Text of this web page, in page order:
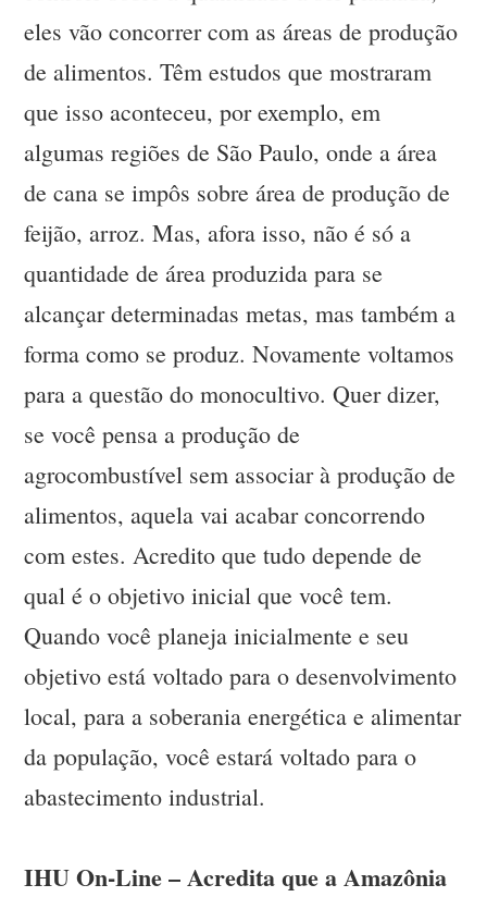
eles vão concorrer com as áreas de produção
de alimentos. Têm estudos que mostraram
que isso aconteceu, por exemplo, em
algumas regiões de São Paulo, onde a área
de cana se impôs sobre área de produção de
feijão, arroz. Mas, afora isso, não é só a
quantidade de área produzida para se
alcançar determinadas metas, mas também a
forma como se produz. Novamente voltamos
para a questão do monocultivo. Quer dizer,
se você pensa a produção de
agrocombustível sem associar à produção de
alimentos, aquela vai acabar concorrendo
com estes. Acredito que tudo depende de
qual é o objetivo inicial que você tem.
Quando você planeja inicialmente e seu
objetivo está voltado para o desenvolvimento
local, para a soberania energética e alimentar
da população, você estará voltado para o
abastecimento industrial.
IHU On-Line – Acredita que a Amazônia